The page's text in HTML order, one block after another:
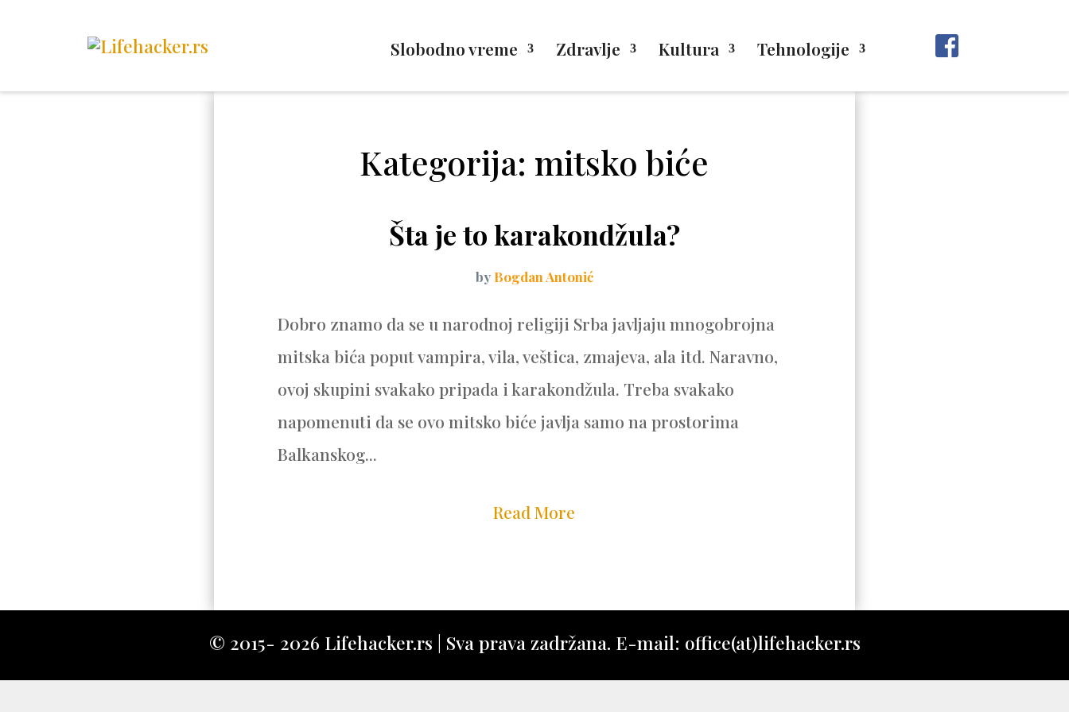
Slobodno vreme Zdravlje Kultura Tehnologije
Kategorija: mitsko biće
Šta je to karakondžula?
by Bogdan Antonić
Dobro znamo da se u narodnoj religiji Srba javljaju mnogobrojna
mitska bića poput vampira, vila, veštica, zmajeva, ala itd. Naravno,
ovoj skupini svakako pripada i karakondžula. Treba svakako
napomenuti da se ovo mitsko biće javlja samo na prostorima
Balkanskog...
Read More
© 2015- 2026 Lifehacker.rs | Sva prava zadržana. E-mail: office(at)lifehacker.rs